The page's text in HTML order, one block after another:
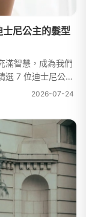
尼公主的髮型
滿智慧，成為我們
選 7 位迪士尼公主
為你實
2026-07-24